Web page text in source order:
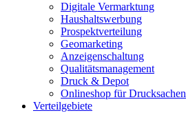
Digitale Vermarktung
Haushaltswerbung
Prospektverteilung
Geomarketing
Anzeigenschaltung
Qualitätsmanagement
Druck & Depot
Onlineshop für Drucksachen
Verteilgebiete